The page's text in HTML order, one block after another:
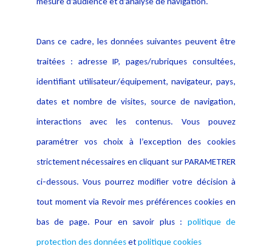
Dans ce cadre, les données suivantes peuvent être
traitées : adresse IP, pages/rubriques consultées,
identifiant utilisateur/équipement, navigateur, pays,
dates et nombre de visites, source de navigation,
interactions avec les contenus. Vous pouvez
paramétrer vos choix à l’exception des cookies
strictement nécessaires en cliquant sur PARAMETRER
ci-dessous. Vous pourrez modifier votre décision à
tout moment via Revoir mes préférences cookies en
bas de page. Pour en savoir plus : politique de
protection des donnéesetpolitique cookies